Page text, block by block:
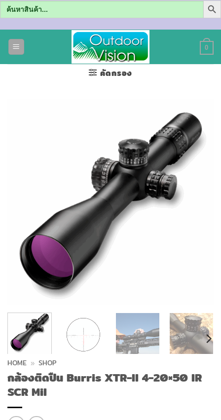
Search
for:
0
คัดกรอง
HOME » SHOP
กล้องติดปืน Burris XTR-II 4-20×50 IR
SCR Mil